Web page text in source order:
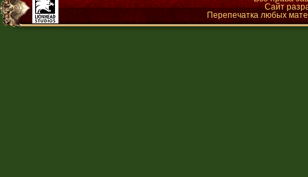
Сайт
Перепечатка любых